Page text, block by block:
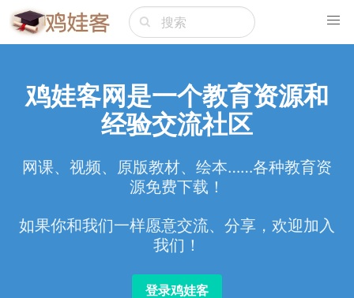
鸡娃客网是一个教育资源和
经验交流社区
网课、视频、原版教材、绘本……各种教育资
源免费下载！
如果你和我们一样愿意交流、分享，欢迎加入
我们！
登录鸡娃客